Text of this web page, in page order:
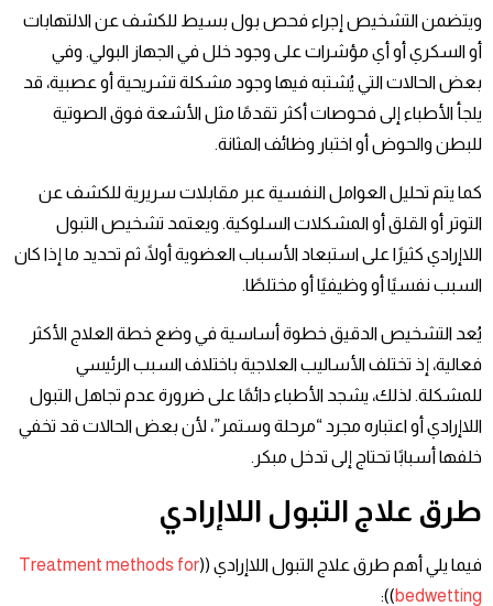
ويتضمن التشخيص إجراء فحص بول بسيط للكشف عن الالتهابات
أو السكري أو أي مؤشرات على وجود خلل في الجهاز البولي. وفي
بعض الحالات التي يُشتبه فيها وجود مشكلة تشريحية أو عصبية، قد
يلجأ الأطباء إلى فحوصات أكثر تقدمًا مثل الأشعة فوق الصوتية
للبطن والحوض أو اختبار وظائف المثانة.
كما يتم تحليل العوامل النفسية عبر مقابلات سريرية للكشف عن
التوتر أو القلق أو المشكلات السلوكية. ويعتمد تشخيص التبول
اللاإرادي كثيرًا على استبعاد الأسباب العضوية أولًا، ثم تحديد ما إذا كان
السبب نفسيًا أو وظيفيًا أو مختلطًا.
يُعد التشخيص الدقيق خطوة أساسية في وضع خطة العلاج الأكثر
فعالية، إذ تختلف الأساليب العلاجية باختلاف السبب الرئيسي
للمشكلة. لذلك، يشجد الأطباء دائمًا على ضرورة عدم تجاهل التبول
اللاإرادي أو اعتباره مجرد “مرحلة وستمر”، لأن بعض الحالات قد تخفي
خلفها أسبابًا تحتاج إلى تدخل مبكر.
طرق علاج التبول اللاإرادي
فيما يلي أهم طرق علاج التبول اللاإرادي ((Treatment methods for
bedwetting
)):